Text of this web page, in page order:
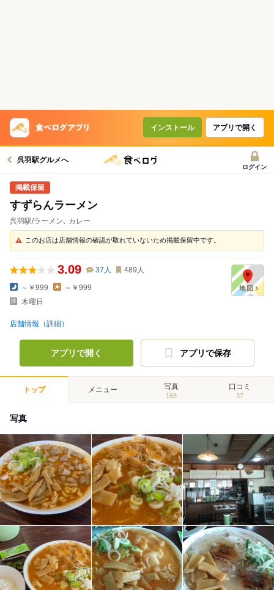
インストール アプリで開く
呉羽駅グルメへ
ログイン
すずらんラーメン
呉羽駅/ラーメン､ カレー
このお店は店舗情報の確認が取れていないため掲載保留中です。
3.09 37 人 489 人
～￥999
～￥999
木曜日
店舗情報（詳細）
アプリで開く アプリで保存
トップ メニュー 写真
168
口コミ
37
写真